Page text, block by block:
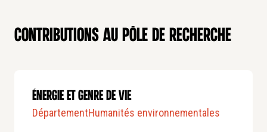
Contributions au pôle de recherche
ÉNERGIE ET GENRE DE VIE
DépartementHumanités environnementales